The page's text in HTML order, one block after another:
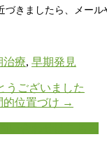
づきましたら、メール
治療, 早期発見
うございました
位置づけ →